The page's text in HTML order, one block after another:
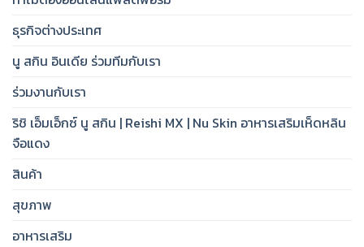
ธุรกิจต่างประเทศ
นู สกิน อินเดีย ร่วมทีมกับเรา
ร่วมงานกับเรา
ริชิ เอ็มเอ็กซ์ นู สกิน | Reishi MX | Nu Skin อาหารเสริมเห็ดหลิน
จือแดง
สินค้า
สุขภาพ
อาหารเสริม